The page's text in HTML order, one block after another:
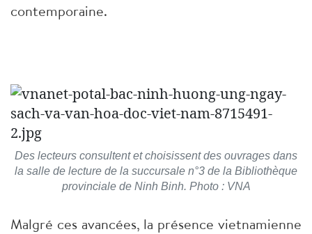
contemporaine.
Des lecteurs consultent et choisissent des ouvrages dans
la salle de lecture de la succursale n°3 de la Bibliothèque
provinciale de Ninh Binh. Photo : VNA
Malgré ces avancées, la présence vietnamienne